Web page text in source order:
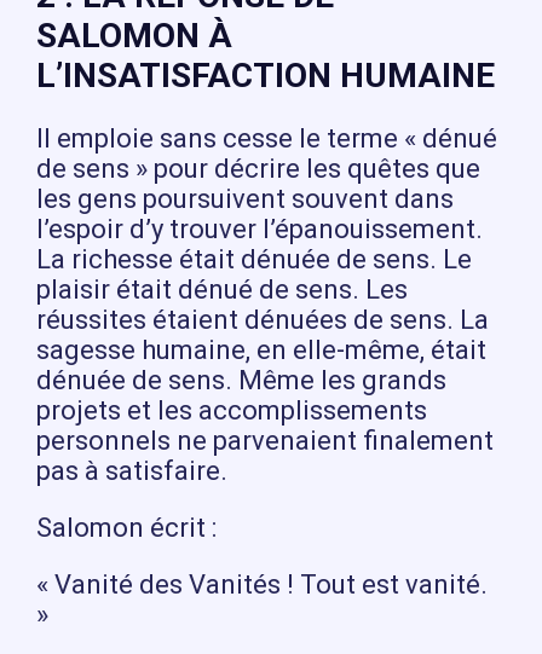
SALOMON À
L’INSATISFACTION HUMAINE
Il emploie sans cesse le terme « dénué
de sens » pour décrire les quêtes que
les gens poursuivent souvent dans
l’espoir d’y trouver l’épanouissement.
La richesse était dénuée de sens. Le
plaisir était dénué de sens. Les
réussites étaient dénuées de sens. La
sagesse humaine, en elle-même, était
dénuée de sens. Même les grands
projets et les accomplissements
personnels ne parvenaient finalement
pas à satisfaire.
Salomon écrit :
« Vanité des Vanités ! Tout est vanité.
»